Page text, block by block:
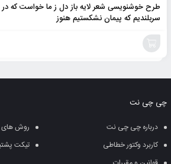
طرح خوشنویسی شعر لایه باز دل ز ما خواست که در
سربلندیم که پیمان نشکستیم هنوز
سبد
چی چی نت
درباره چی چی نت
روش های
کاربرد وکتور خطاطی
تیکت